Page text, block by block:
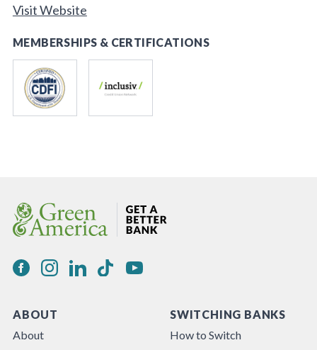
Visit Website
MEMBERSHIPS & CERTIFICATIONS
ABOUT
About
SWITCHING BANKS
How to Switch